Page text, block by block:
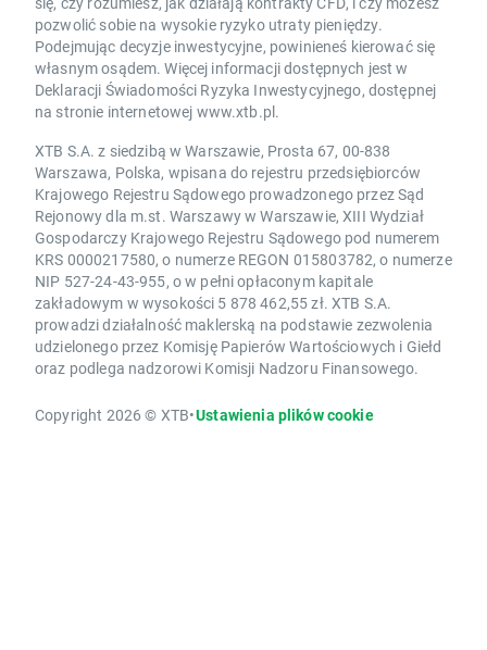
pozwolić sobie na wysokie ryzyko utraty pieniędzy.
Podejmując decyzje inwestycyjne, powinieneś kierować się
własnym osądem. Więcej informacji dostępnych jest w
Deklaracji Świadomości Ryzyka Inwestycyjnego, dostępnej
na stronie internetowej www.xtb.pl.
XTB S.A. z siedzibą w Warszawie, Prosta 67, 00-838
Warszawa, Polska, wpisana do rejestru przedsiębiorców
Krajowego Rejestru Sądowego prowadzonego przez Sąd
Rejonowy dla m.st. Warszawy w Warszawie, XIII Wydział
Gospodarczy Krajowego Rejestru Sądowego pod numerem
KRS 0000217580, o numerze REGON 015803782, o numerze
NIP 527-24-43-955, o w pełni opłaconym kapitale
zakładowym w wysokości 5 878 462,55 zł. XTB S.A.
prowadzi działalność maklerską na podstawie zezwolenia
udzielonego przez Komisję Papierów Wartościowych i Giełd
oraz podlega nadzorowi Komisji Nadzoru Finansowego.
Copyright 2026 © XTB•Ustawienia plików cookie